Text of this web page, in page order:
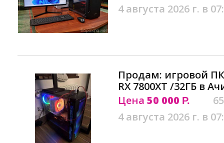
4 августа 2026 г. в
Продам: игровой ПК
RX 7800XT /32ГБ в
Цена 50 000 Р.
4 августа 2026 г. в